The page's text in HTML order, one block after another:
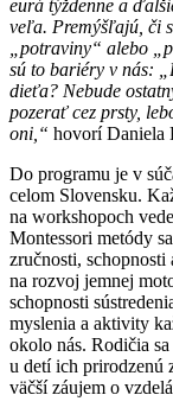
eurá týždenne a
veľa. Premýšľajú, či
„potraviny“ alebo
sú to bariéry v nás:
dieťa? Nebude
pozerať cez prsty,
oni,“ hovorí Daniela
Do programu je v
celom Slovensku.
na workshopoch
Montessori metódy
zručnosti,
na rozvoj jemnej
schopnosti
myslenia a aktivity
okolo nás. Rodičia
u detí ich prirodzenú
väčší záujem o